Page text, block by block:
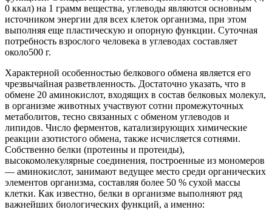
0 ккал) на 1 грамм вещества, углеводы являются основным
источником энергии для всех клеток организма, при этом
выполняя еще пластическую и опорную функции. Суточная
потребность взрослого человека в углеводах составляет
около500 г.
Характерной особенностью белкового обмена является его
чрезвычайная разветвленность. Достаточно указать, что в
обмене 20 аминокислот, входящих в состав белковых молекул,
в организме животных участвуют сотни промежуточных
метаболитов, тесно связанных с обменом углеводов и
липидов. Число ферментов, катализирующих химические
реакции азотистого обмена, также исчисляется сотнями.
Собственно белки (протеины и протеиды),
высокомолекулярные соединения, построенные из мономеров
— аминокислот, занимают ведущее место среди органических
элементов организма, составляя более 50 % сухой массы
клетки. Как известно, белки в организме выполняют ряд
важнейших биологических функций, а именно: